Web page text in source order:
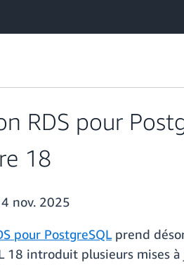
RDS pour
18
nov. 2025
pour PostgreSQLprend
18 introduit plusieurs mises